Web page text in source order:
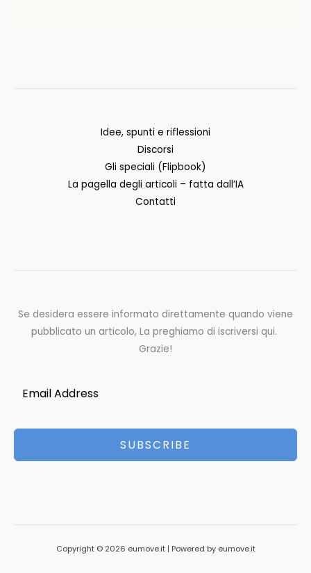
Idee, spunti e riflessioni
Discorsi
Gli speciali (Flipbook)
La pagella degli articoli – fatta dall’IA
Contatti
Se desidera essere informato direttamente quando viene
pubblicato un articolo, La preghiamo di iscriversi qui.
Grazie!
SUBSCRIBE
Copyright © 2026 eumove.it | Powered by eumove.it